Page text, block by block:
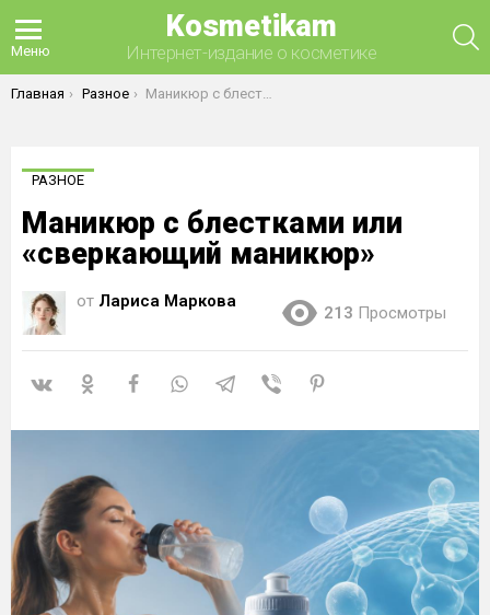
Меню
Kosmetikam
Интернет-издание о косметике
Вы здесь:
Главная Разное Маникюр с блестками или «сверкающий маникюр»
РАЗНОЕ
Маникюр с блестками или
«сверкающий маникюр»
от Лариса Маркова
213 Просмотры